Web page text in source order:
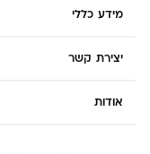
מידע כללי
יצירת קשר
אודות